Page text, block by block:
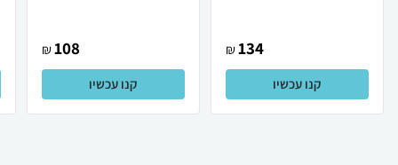
134
₪
קנו עכשיו
108
₪
קנו עכשיו